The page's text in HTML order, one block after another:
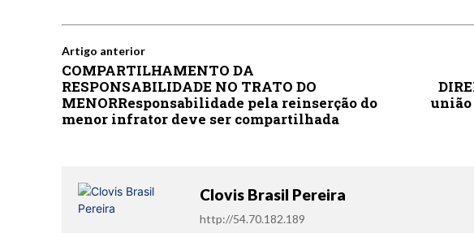
Artigo anterior
COMPARTILHAMENTO DA
RESPONSABILIDADE NO TRATO DO
MENORResponsabilidade pela reinserção do
menor infrator deve ser compartilhada
Clovis Brasil Pereira
http://54.70.182.189